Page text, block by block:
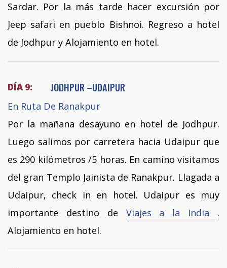
Sardar. Por la más tarde hacer excursión por
Jeep safari en pueblo Bishnoi. Regreso a hotel
de Jodhpur y Alojamiento en hotel.
DÍA 9: JODHPUR –UDAIPUR
En Ruta De Ranakpur
Por la mañana desayuno en hotel de Jodhpur.
Luego salimos por carretera hacia Udaipur que
es 290 kilómetros /5 horas. En camino visitamos
del gran Templo Jainista de Ranakpur. Llagada a
Udaipur, check in en hotel. Udaipur es muy
importante destino de Viajes a la India .
Alojamiento en hotel.